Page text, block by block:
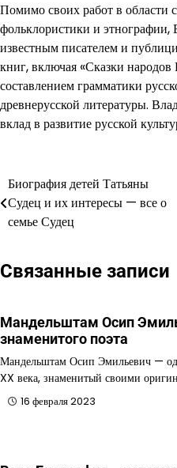
Помимо своих работ в области
фольклористики и
известным писателем и
книг, включая «Сказки
составлением грамматики
древнерусской литературы.
вклад в развитие русской
Навигация
по
записям
Биография детей Татьяны
Судец и их интересы — все о
семье Судец
Связанные записи
Мандельштам Осип
знаменитого поэта
Мандельштам Осип Эмильевич —
XX века, знаменитый своими
16 февраля 2023